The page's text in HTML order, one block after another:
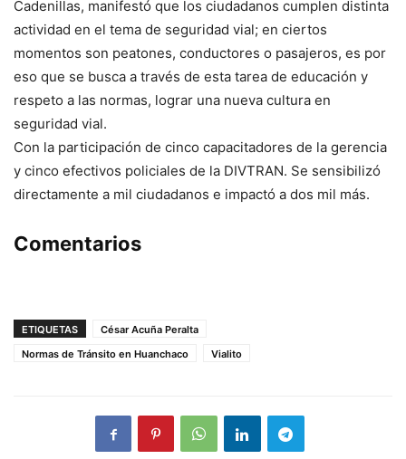
Cadenillas, manifestó que los ciudadanos cumplen distinta
actividad en el tema de seguridad vial; en ciertos
momentos son peatones, conductores o pasajeros, es por
eso que se busca a través de esta tarea de educación y
respeto a las normas, lograr una nueva cultura en
seguridad vial.
Con la participación de cinco capacitadores de la gerencia
y cinco efectivos policiales de la DIVTRAN. Se sensibilizó
directamente a mil ciudadanos e impactó a dos mil más.
Comentarios
ETIQUETAS
César Acuña Peralta
Normas de Tránsito en Huanchaco
Vialito